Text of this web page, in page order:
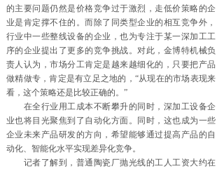
的主要问题仍然是价格竞争过于激烈，走低价策略的企
业是肯定撑不住的。而除了同类型企业的相互竞争外，
行业中一些整线设备的企业，也为专注于某一深加工工
序的企业提出了更多的竞争挑战。对此，金博特机械负
责人认为，市场分工肯定是越来越细化的，只要把产品
做精做专，肯定是有立足之地的，“从现在的市场表现来
看，这个策略还是比较正确的。”
在全行业用工成本不断攀升的同时，深加工设备企
业也将目光聚焦到了自动化方面。同时，这也成为一些
企业未来产品研发的方向，希望能够通过提高产品的自
动化、智能化水平实现差异化竞争。
记者了解到，普通陶瓷厂抛光线的工人工资大约在